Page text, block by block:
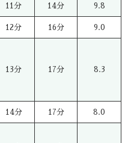
11分 14分 9.8
12分 16分 9.0
13分 17分 8.3
14分 17分 8.0